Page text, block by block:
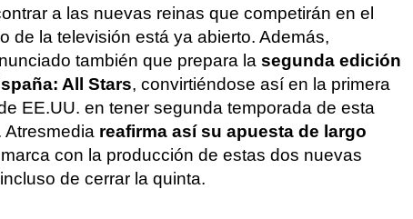
a las nuevas reinas que competirán en el
de la televisión está ya abierto. Además,
también que prepara la segunda edición
All Stars, convirtiéndose así en la primera
EE.UU. en tener segunda temporada de esta
Atresmedia reafirma así su apuesta de largo
con la producción de estas dos nuevas
de cerrar la quinta.